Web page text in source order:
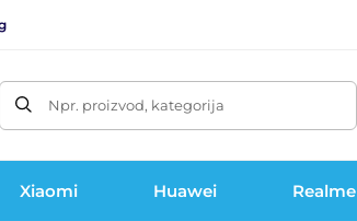
Npr. proizvod, kategorija
Xiaomi Huawei Realme